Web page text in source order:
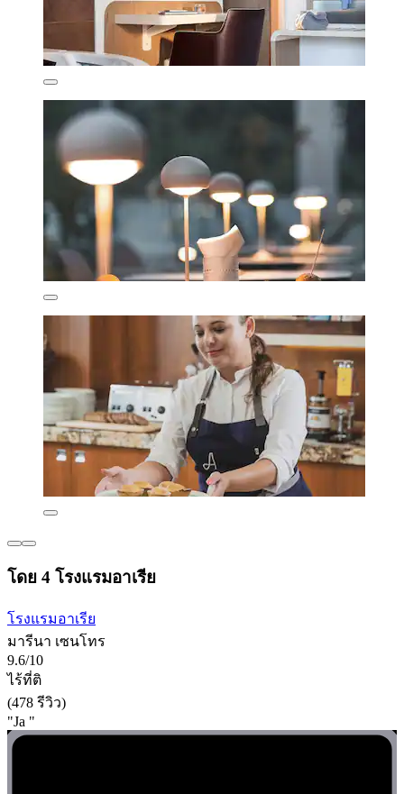
โดย 4 โรงแรมอาเรีย
โรงแรมอาเรีย
มารีนา เซนโทร
9.6/10
ไร้ที่ติ
(478 รีวิว)
"Ja "